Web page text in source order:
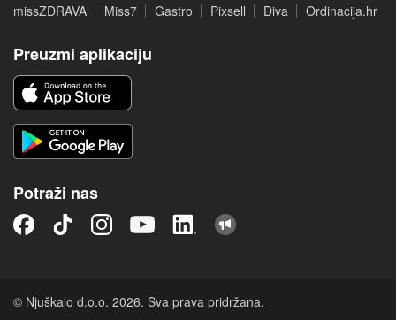
missZDRAVA
Miss7 Gastro Pixsell Diva Ordinacija.hr
Preuzmi aplikaciju
Potraži nas
© Njuškalo d.o.o. 2026. Sva prava pridržana.